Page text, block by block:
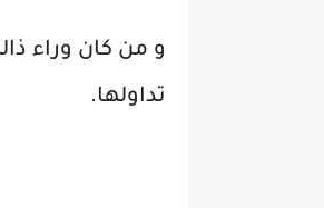
و من كان وراء
تداولها.